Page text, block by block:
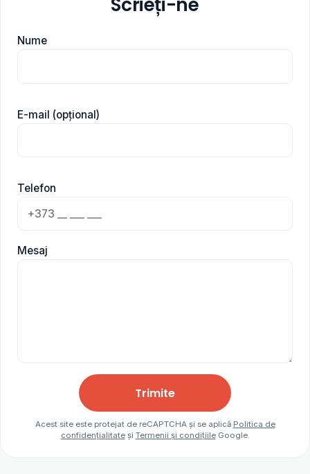
Nume
E-mail (opțional)
Telefon
Mesaj
Trimite
Acest site este protejat de reCAPTCHA și se aplică Politica de
confidențialitateși Termenii și condițiileGoogle.